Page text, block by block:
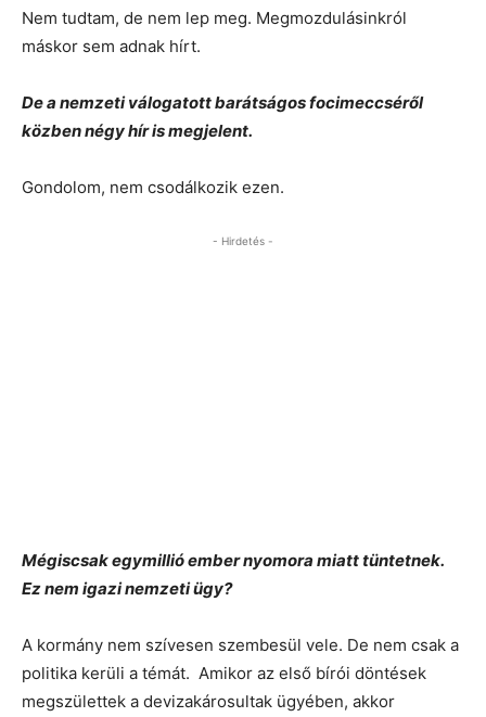
Nem tudtam, de nem lep meg. Megmozdulásinkról
máskor sem adnak hírt.
De a nemzeti válogatott barátságos focimeccséről
közben négy hír is megjelent.
Gondolom, nem csodálkozik ezen.
- Hirdetés -
Mégiscsak egymillió ember nyomora miatt tüntetnek.
Ez nem igazi nemzeti ügy?
A kormány nem szívesen szembesül vele. De nem csak a
politika kerüli a témát. Amikor az első bírói döntések
megszülettek a devizakárosultak ügyében, akkor